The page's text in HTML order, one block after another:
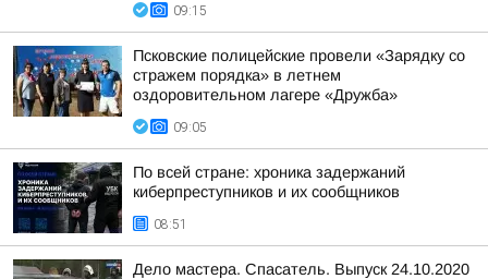
09:15
Псковские полицейские провели «Зарядку со
стражем порядка» в летнем
оздоровительном лагере «Дружба»
09:05
По всей стране: хроника задержаний
киберпреступников и их сообщников
08:51
Дело мастера. Спасатель. Выпуск 24.10.2020